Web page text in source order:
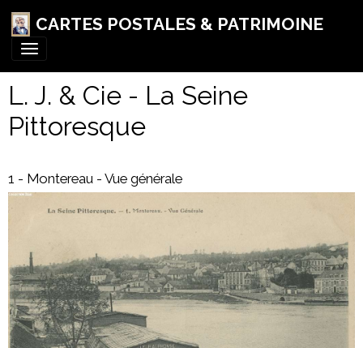
CARTES POSTALES & PATRIMOINE
L. J. & Cie - La Seine
Pittoresque
1 - Montereau - Vue générale